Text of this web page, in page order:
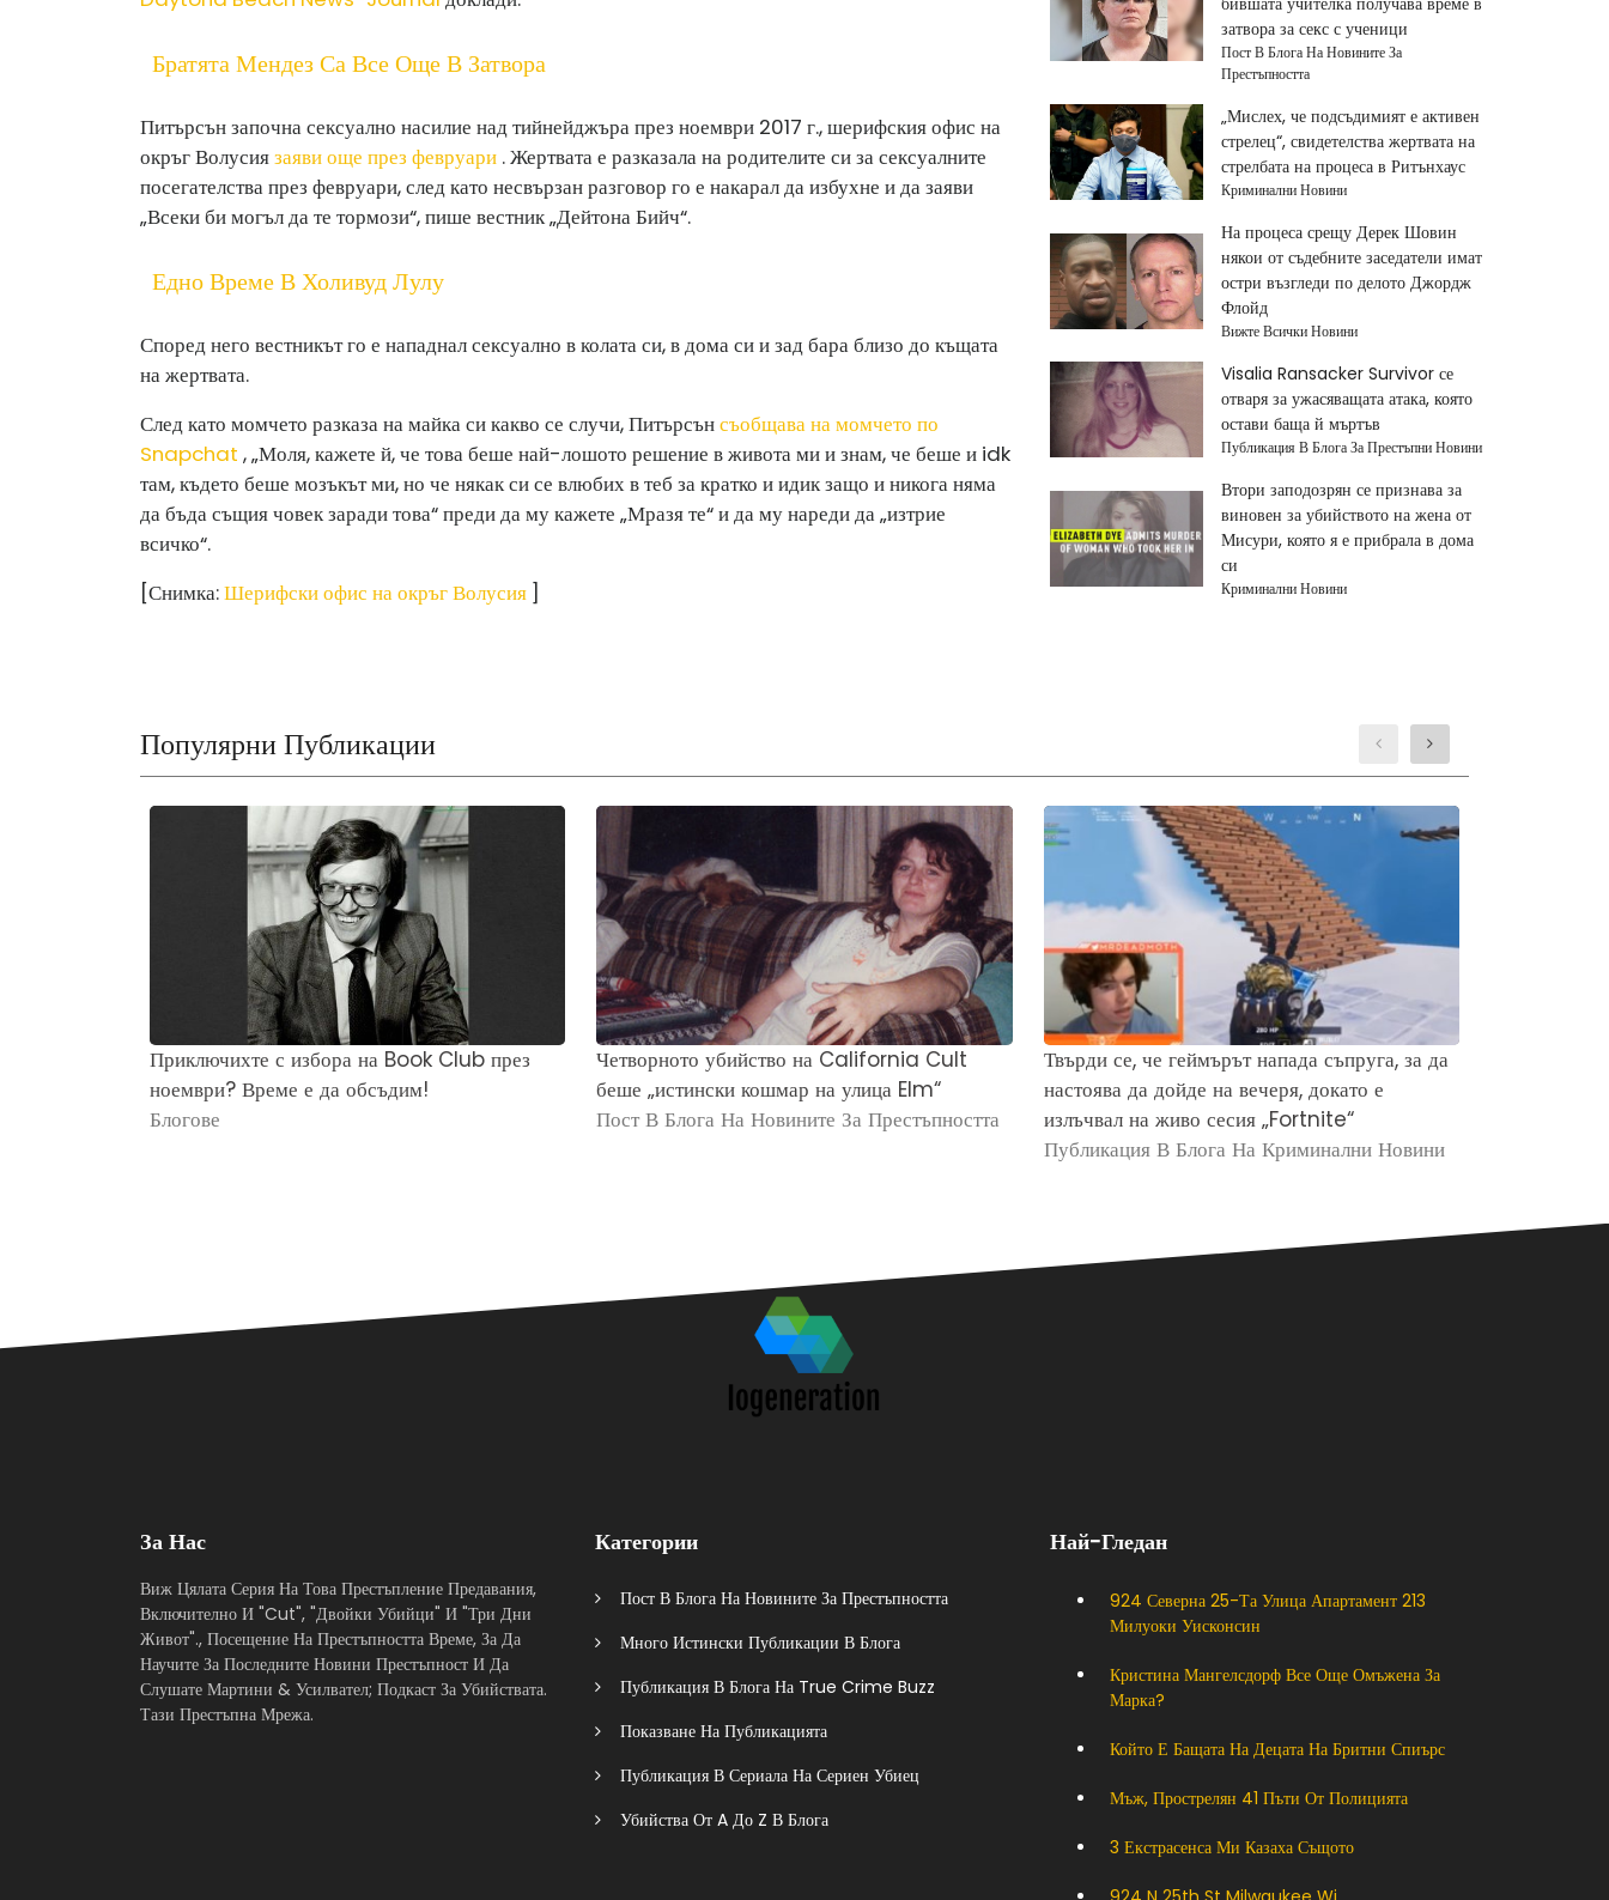
Братята Мендез Са Все Още В Затвора
Питърсън започна сексуално насилие над тийнейджъра през ноември 2017 г., шерифския офис на
окръг Волусиязаяви още през февруари . Жертвата е разказала на родителите си за сексуалните
посегателства през февруари, след като несвързан разговор го е накарал да избухне и да заяви
„Всеки би могъл да те тормози“, пише вестник „Дейтона Бийч“.
Едно Време В Холивуд Лулу
Според него вестникът го е нападнал сексуално в колата си, в дома си и зад бара близо до къщата
на жертвата.
След като момчето разказа на майка си какво се случи, Питърсънсъобщава на момчето по
Snapchat , „Моля, кажете й, че това беше най-лошото решение в живота ми и знам, че беше и idk
там, където беше мозъкът ми, но че някак си се влюбих в теб за кратко и идик защо и никога няма
да бъда същия човек заради това“ преди да му кажете „Мразя те“ и да му нареди да „изтрие
всичко“.
[Снимка:Шерифски офис на окръг Волусия ]
затвора за секс с ученици
Пост В Блога На Новините За
Престъпността
„Мислех, че подсъдимият е активен
стрелец“, свидетелства жертвата на
стрелбата на процеса в Ритънхаус
Криминални Новини
На процеса срещу Дерек Шовин
някои от съдебните заседатели имат
остри възгледи по делото Джордж
Флойд
Вижте Всички Новини
Visalia Ransacker Survivor се
отваря за ужасяващата атака, която
остави баща й мъртъв
Публикация В Блога За Престъпни Новини
Втори заподозрян се признава за
виновен за убийството на жена от
Мисури, която я е прибрала в дома
си
Криминални Новини
Популярни Публикации
Приключихте с избора на Book Club през
ноември? Време е да обсъдим!
Блогове
Четворното убийство на California Cult
беше „истински кошмар на улица Elm“
Пост В Блога На Новините За Престъпността
Твърди се, че геймърът напада съпруга, за да
настоява да дойде на вечеря, докато е
излъчвал на живо сесия „Fortnite“
Публикация В Блога На Криминални Новини
За Нас
Виж Цялата Серия На Това Престъпление Предавания,
Включително И "Cut", "Двойки Убийци" И "Три Дни
Живот"., Посещение На Престъпността Време, За Да
Научите За Последните Новини Престъпност И Да
Слушате Мартини & Усилвател; Подкаст За Убийствата.
Тази Престъпна Мрежа.
Категории
Пост В Блога На Новините За Престъпността
Много Истински Публикации В Блога
Публикация В Блога На True Crime Buzz
Показване На Публикацията
Публикация В Сериала На Сериен Убиец
Убийства От A До Z В Блога
Най-Гледан
924 Северна 25-Та Улица Апартамент 213
Милуоки Уисконсин
Кристина Мангелсдорф Все Още Омъжена За
Марка?
Който Е Бащата На Децата На Бритни Спиърс
Мъж, Прострелян 41 Пъти От Полицията
3 Екстрасенса Ми Казаха Същото